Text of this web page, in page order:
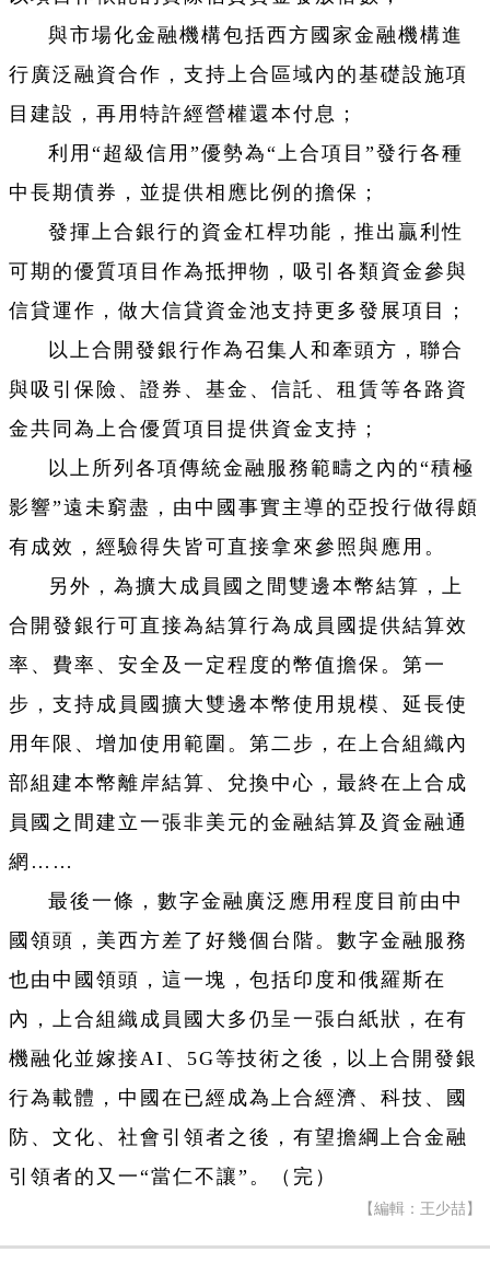
與市場化金融機構包括西方國家金融機構進
行廣泛融資合作，支持上合區域內的基礎設施項
目建設，再用特許經營權還本付息；
利用“超級信用”優勢為“上合項目”發行各種
中長期債券，並提供相應比例的擔保；
發揮上合銀行的資金杠桿功能，推出贏利性
可期的優質項目作為抵押物，吸引各類資金參與
信貸運作，做大信貸資金池支持更多發展項目；
以上合開發銀行作為召集人和牽頭方，聯合
與吸引保險、證券、基金、信託、租賃等各路資
金共同為上合優質項目提供資金支持；
以上所列各項傳統金融服務範疇之內的“積極
影響”遠未窮盡，由中國事實主導的亞投行做得頗
有成效，經驗得失皆可直接拿來參照與應用。
另外，為擴大成員國之間雙邊本幣結算，上
合開發銀行可直接為結算行為成員國提供結算效
率、費率、安全及一定程度的幣值擔保。第一
步，支持成員國擴大雙邊本幣使用規模、延長使
用年限、增加使用範圍。第二步，在上合組織內
部組建本幣離岸結算、兌換中心，最終在上合成
員國之間建立一張非美元的金融結算及資金融通
網……
最後一條，數字金融廣泛應用程度目前由中
國領頭，美西方差了好幾個台階。數字金融服務
也由中國領頭，這一塊，包括印度和俄羅斯在
內，上合組織成員國大多仍呈一張白紙狀，在有
機融化並嫁接AI、5G等技術之後，以上合開發銀
行為載體，中國在已經成為上合經濟、科技、國
防、文化、社會引領者之後，有望擔綱上合金融
引領者的又一“當仁不讓”。（完）
【編輯：王少喆】